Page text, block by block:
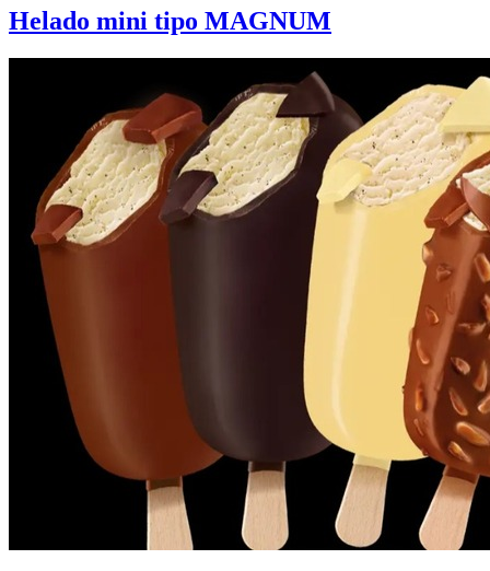
Helado mini tipo MAGNUM